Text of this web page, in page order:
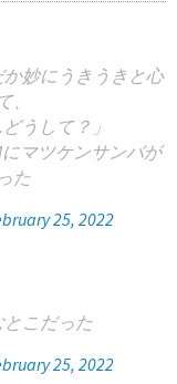
妙にうきうきと心
うして？」
マツケンサンバが
た
25, 2022
こだった
25, 2022